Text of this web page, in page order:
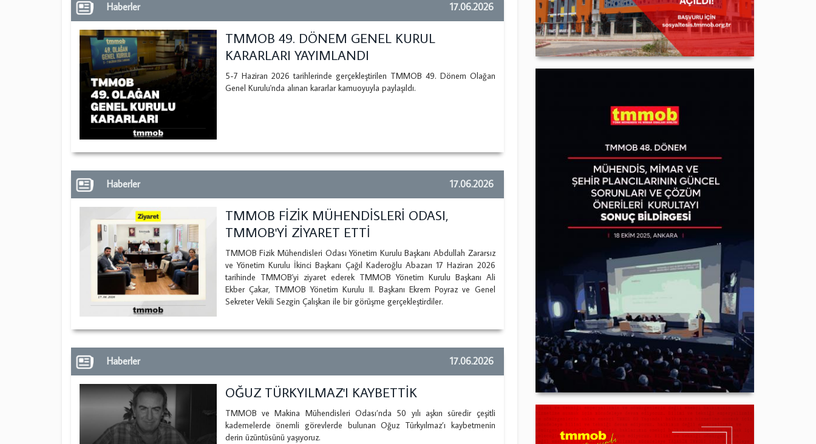
Haberler 17.06.2026
TMMOB 49. DÖNEM GENEL KURUL
KARARLARI YAYIMLANDI
5-7 Haziran 2026 tarihlerinde gerçekleştirilen TMMOB 49. Dönem Olağan
Genel Kurulu'nda alınan kararlar kamuoyuyla paylaşıldı.
Haberler 17.06.2026
TMMOB FİZİK MÜHENDİSLERİ ODASI,
TMMOB'Yİ ZİYARET ETTİ
TMMOB Fizik Mühendisleri Odası Yönetim Kurulu Başkanı Abdullah Zararsız
ve Yönetim Kurulu İkinci Başkanı Çağıl Kaderoğlu Abazarı 17 Haziran 2026
tarihinde TMMOB'yi ziyaret ederek TMMOB Yönetim Kurulu Başkanı Ali
Ekber Çakar, TMMOB Yönetim Kurulu II. Başkanı Ekrem Poyraz ve Genel
Sekreter Vekili Sezgin Çalışkan ile bir görüşme gerçekleştirdiler.
Haberler 17.06.2026
OĞUZ TÜRKYILMAZ'I KAYBETTİK
TMMOB ve Makina Mühendisleri Odası’nda 50 yılı aşkın süredir çeşitli
kademelerde önemli görevlerde bulunan Oğuz Türkyılmaz’ı kaybetmenin
derin üzüntüsünü yaşıyoruz.